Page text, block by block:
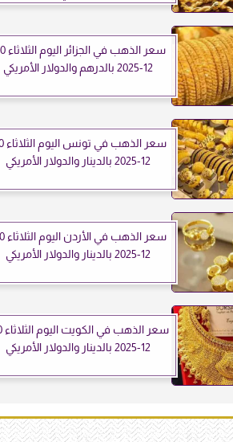
12-2025 بالدرهم والدولار الأمريكي
12-2025 بالدينار والدولار الأمريكي
12-2025 بالدينار والدولار الأمريكي
12-2025 بالدينار والدولار الأمريكي